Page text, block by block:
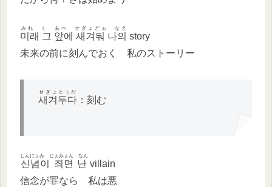
미래 그 앞에 새겨둬 나의
みれ く あぺ せぎょどぉ なえ
story
未来の前に刻んでおく 私のストーリー
새겨두다
せぎょとぅだ
：刻む
신념이 죄면 난
しんにょみ じぇみょん なん
villain
信念が罪なら 私は悪